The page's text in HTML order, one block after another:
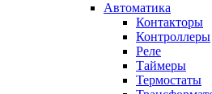
Автоматика
Контакторы
Контроллеры
Реле
Таймеры
Термостаты